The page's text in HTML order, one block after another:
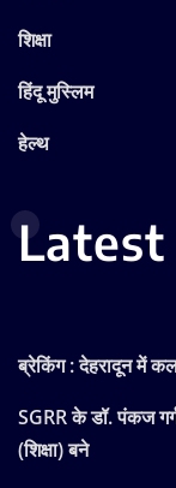
शिक्षा
हिंदू मुस्लिम
हेल्थ
Latest
ब्रेकिंग : देहरादून में
SGRR के डॉ. पंकज
(शिक्षा) बने